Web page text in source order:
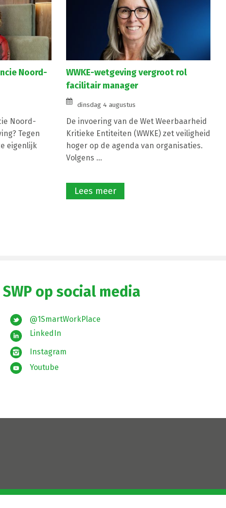
Noord-
Noord-
Tegen
eigenlijk
WWKE-wetgeving vergroot rol
facilitair manager
dinsdag 4 augustus
De invoering van de Wet Weerbaarheid
Kritieke Entiteiten (WWKE) zet veiligheid
hoger op de agenda van organisaties.
Volgens ...
Lees meer
SWP op social media
@1SmartWorkPlace
LinkedIn
Instagram
Youtube